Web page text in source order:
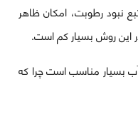
نبود رطوبت، امکان ظاهر
روش بسیار کم است.
بسیار مناسب است چرا که